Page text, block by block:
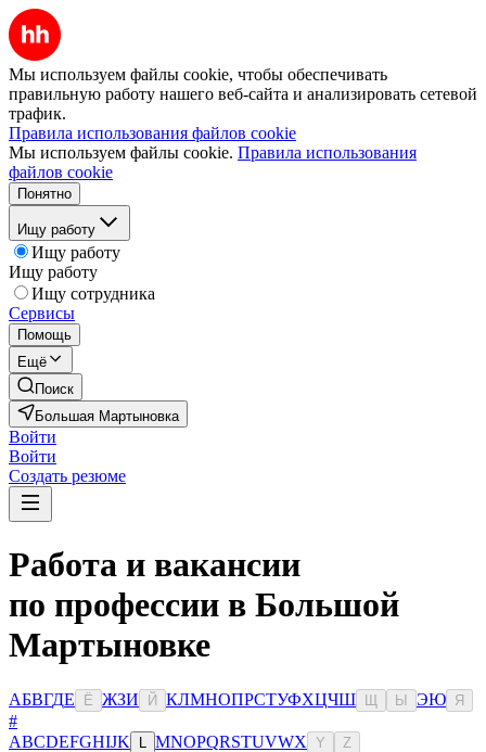
Мы используем файлы cookie, чтобы обеспечивать
правильную работу нашего веб-сайта и анализировать сетевой
трафик.
Правила использования файлов cookie
Мы используем файлы cookie. Правила использования
файлов cookie
Понятно
Ищу работу
Ищу работу
Ищу работу
Ищу сотрудника
Сервисы
Помощь
Ещё
Поиск
Большая Мартыновка
Войти
Войти
Создать резюме
Работа и вакансии
по профессии в Большой
Мартыновке
АБВГДЕ Ё ЖЗИ Й КЛМНОПРСТУФХЦЧШ Ы ЭЮ Я
#
ABCDEFGHIJK MNOPQRSTUVWX Y Z